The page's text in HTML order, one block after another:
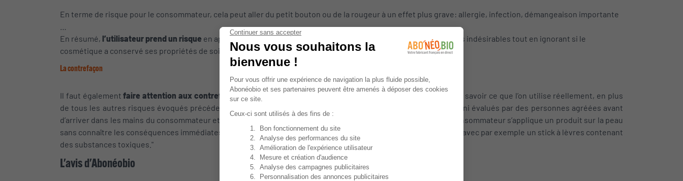
En terme de risque pour le consommateur, cela peut aller du petit bouton ou de la rougeur à un effet plus grave: allergie, infection, démangeaison importante
En résumé, l’utilisateur prend un risque en appliquant un produit qui peut contenir des bactéries ou des éléments indésirables tout en ignorant si le
cosmétique a conservé ses propriétés de soin.
La contrefaçon
Il faut égalementfaire attention aux contrefaçons. Lorsque l’on utilise une contrefaçon, il n’y a aucun moyen de savoir ce que l’on utilise réellement, en plus
de tous les autres risques évoqués précédemment. Là, le danger est réel. Ces produits ne sont pas contrôlés, ni évalués par des personnes agréées avant
d’arriver dans les mains du consommateur et sont souvent produits dans des conditions peu hygiéniques. Le consommateur s’applique un produit sur la peau
sans connaître les conséquences immédiates, mais également futures. Cela peut aller jusqu’à l’empoisonnement avec par exemple un stick à lèvres contenant
des substances toxiques."
L'avis d'Abonéobio